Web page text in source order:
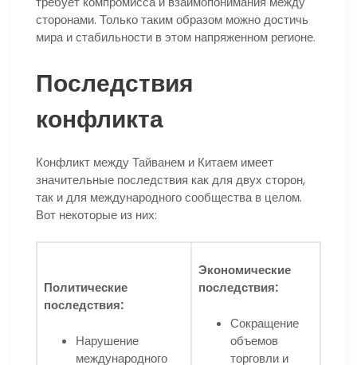
сторонами. Только таким образом можно достичь
мира и стабильности в этом напряженном регионе.
Последствия
конфликта
Конфликт между Тайванем и Китаем имеет
значительные последствия как для двух сторон,
так и для международного сообщества в целом.
Вот некоторые из них:
Политические
последствия:
Нарушение
международного
Экономические
последствия:
Сокращение
объемов
торговли и